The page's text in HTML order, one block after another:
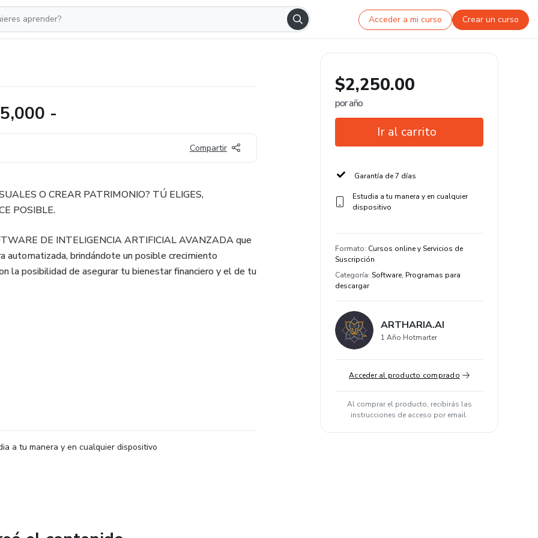
Acceder a mi curso Crear un curso
-
Compartir
O CREAR PATRIMONIO? TÚ ELIGES,
POSIBLE.
DE INTELIGENCIA ARTIFICIAL AVANZADA que
automatizada, brindándote un posible crecimiento
la posibilidad de asegurar tu bienestar financiero y el de tu
la posibilidad de generar riqueza gracias a la IA. Si
años
a tu manera y en cualquier dispositivo
$2,250.00
por año
Ir al carrito
Garantía de 7 días
Estudia a tu manera y en cualquier
dispositivo
Formato: Cursos online y Servicios de
Suscripción
Categoría: Software, Programas para
descargar
ARTHARIA.AI
1 Año Hotmarter
Acceder al producto comprado
Al comprar el producto, recibirás las
instrucciones de acceso por email.